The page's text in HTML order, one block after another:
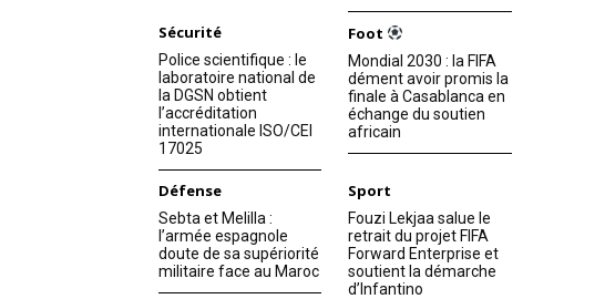
Sécurité
Police scientifique : le
laboratoire national de
la DGSN obtient
l’accréditation
internationale ISO/CEI
17025
Foot
Mondial 2030 : la FIFA
dément avoir promis la
finale à Casablanca en
échange du soutien
africain
Défense
Sebta et Melilla :
l’armée espagnole
doute de sa supériorité
militaire face au Maroc
Sport
Fouzi Lekjaa salue le
retrait du projet FIFA
Forward Enterprise et
soutient la démarche
d’Infantino